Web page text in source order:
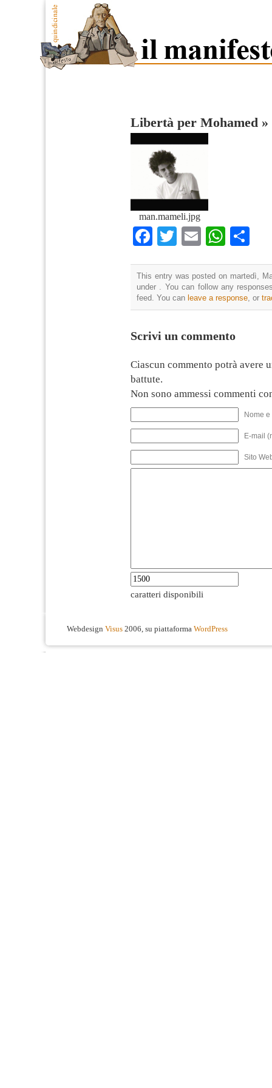
Libertà per Mohamed »
man.mameli.jpg
Facebook
TwitterEmail
This entry was posted on martedì,
under . You can follow any
feed. You can leave a response, or
Scrivi un commento
Ciascun commento potrà avere
battute.
Non sono ammessi commenti
Nome
E-mail
Sito
caratteri disponibili
Webdesign Visus 2006, su piattaforma WordPress